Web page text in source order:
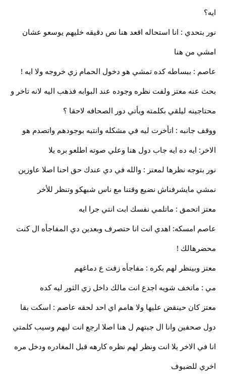
ايه؟
نور بتحدي : انا استحاله اقعد هنا نص دقيقه خليهم يوسعو عشان
امشي من هنا
عاصم : ببساطه كده تمشي هو دخول الحمام زي خروجه ولا ايه !
بحث عنه معتز ولفت نظره وجوده عند البوابه فذهب اليه لانه تاخر و
محتاجينه ليلقي بكلمته ويأتي دور الصحافه لاحقا ؟
ووقف جانبه : اتأخرت ليه في مشكله وانتبه بوجودهم واتصدم هو
الاخر: ايه ده ايه جاب دول هنا وعلي صوته اطلعو بره يلا
نور بتوجه نظرها لمعتز : والله في دي عندك حق احنا اصلا عاوزين
نمشي مايشرفناش نضيع وقتنا مع ناس شبهكو وتنظر للأخر
معتز اتحمق : ماتلمي نفسك ابت انتي جرا ايه
عاصم امسكه: اهدي انت انا حتصرف وبعدين دي المفاجأه ال كنت
محضرهالك !
معتز وبينظر لهم بكره : مفاجأه زفت ع دماغهم
مي : ماتخف شويه اجدع انت مالك داخل زي الثور ليه كده
معتز كان حينقض عليها ولا هامم اي احد لحقه عاصم : اسكت بقا
دول صحفين وانا ال جبتهم ل هنا اصلا ارجع انت ليهم وسيب كلمتي
انا في الاخر يلا انت ونظر لهم نظره كارهه قبل المغادره ودخل مره
اخري للضيوف